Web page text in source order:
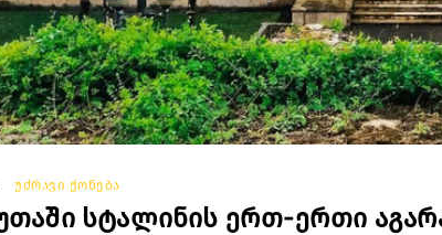
უძრავი ქონება
სტალინის ერთ-ერთი